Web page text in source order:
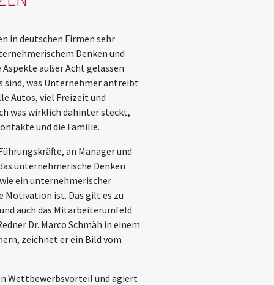
in deutschen Firmen sehr
Denken und
außer Acht gelassen
sind, was Unternehmer antreibt
Autos, viel Freizeit und
was wirklich dahinter steckt,
und die Familie.
an Manager und
unternehmerische Denken
ein unternehmerischer
Motivation ist. Das gilt es zu
auch das Mitarbeiterumfeld
Dr. Marco Schmäh in einem
zeichnet er ein Bild vom
Wettbewerbsvorteil und agiert